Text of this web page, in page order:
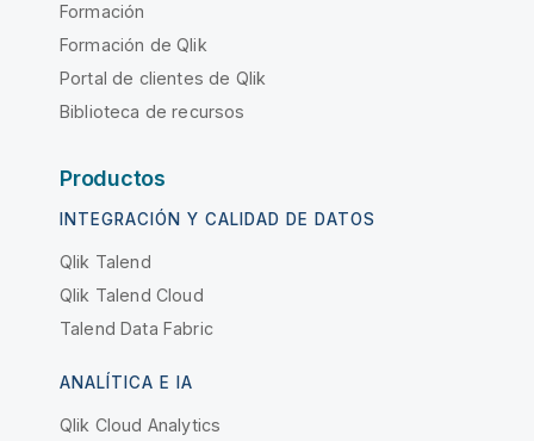
Formación
Formación de Qlik
Portal de clientes de Qlik
Biblioteca de recursos
Productos
INTEGRACIÓN Y CALIDAD DE DATOS
Qlik Talend
Qlik Talend Cloud
Talend Data Fabric
ANALÍTICA E IA
Qlik Cloud Analytics